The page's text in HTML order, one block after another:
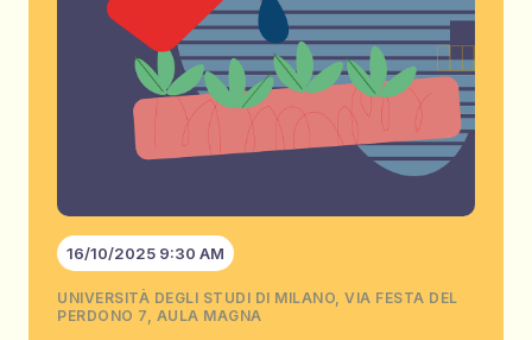
16/10/2025 9:30 AM
UNIVERSITÀ DEGLI STUDI DI MILANO, VIA FESTA DEL
PERDONO 7, AULA MAGNA